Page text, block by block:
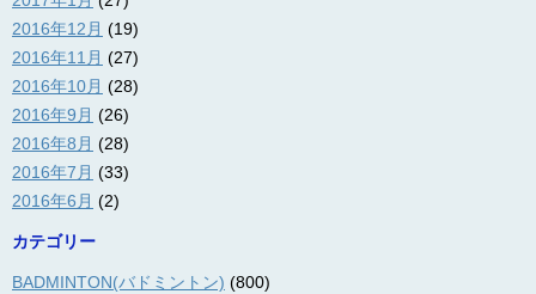
2016年12月 (19)
2016年11月 (27)
2016年10月 (28)
2016年9月 (26)
2016年8月 (28)
2016年7月 (33)
2016年6月 (2)
カテゴリー
BADMINTON(バドミントン) (800)